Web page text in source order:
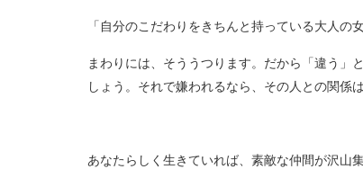
「自分のこだわりをきちんと持っている大人の女
まわりには、そううつります。だから「違う
しょう。それで嫌われるなら、その人との関係
あなたらしく生きていれば、素敵な仲間が沢山